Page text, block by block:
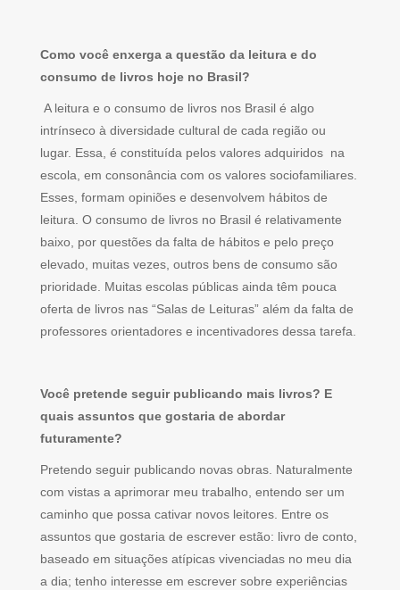
Como você enxerga a questão da leitura e do
consumo de livros hoje no Brasil?
A leitura e o consumo de livros nos Brasil é algo
intrínseco à diversidade cultural de cada região ou
lugar. Essa, é constituída pelos valores adquiridos na
escola, em consonância com os valores sociofamiliares.
Esses, formam opiniões e desenvolvem hábitos de
leitura. O consumo de livros no Brasil é relativamente
baixo, por questões da falta de hábitos e pelo preço
elevado, muitas vezes, outros bens de consumo são
prioridade. Muitas escolas públicas ainda têm pouca
oferta de livros nas “Salas de Leituras” além da falta de
professores orientadores e incentivadores dessa tarefa.
Você pretende seguir publicando mais livros? E
quais assuntos que gostaria de abordar
futuramente?
Pretendo seguir publicando novas obras. Naturalmente
com vistas a aprimorar meu trabalho, entendo ser um
caminho que possa cativar novos leitores. Entre os
assuntos que gostaria de escrever estão: livro de conto,
baseado em situações atípicas vivenciadas no meu dia
a dia; tenho interesse em escrever sobre experiências